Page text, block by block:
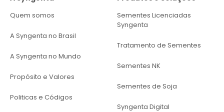
Quem somos
A Syngenta no Brasil
A Syngenta no Mundo
Propósito e Valores
Politicas e Códigos
Sementes Licenciadas
Syngenta
Tratamento de Sementes
Sementes NK
Sementes de Soja
Syngenta Digital